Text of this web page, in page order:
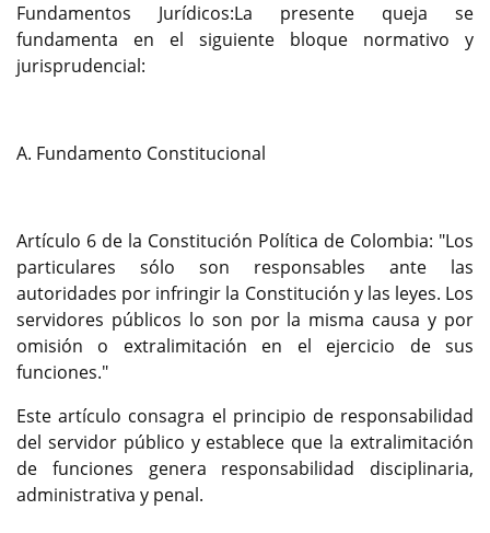
Fundamentos Jurídicos:La presente queja se
fundamenta en el siguiente bloque normativo y
jurisprudencial:
A. Fundamento Constitucional
Artículo 6 de la Constitución Política de Colombia: "Los
particulares sólo son responsables ante las
autoridades por infringir la Constitución y las leyes. Los
servidores públicos lo son por la misma causa y por
omisión o extralimitación en el ejercicio de sus
funciones."
Este artículo consagra el principio de responsabilidad
del servidor público y establece que la extralimitación
de funciones genera responsabilidad disciplinaria,
administrativa y penal.